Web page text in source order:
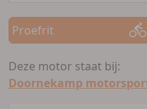
Proefrit
Deze motor staat bij:
Doornekamp